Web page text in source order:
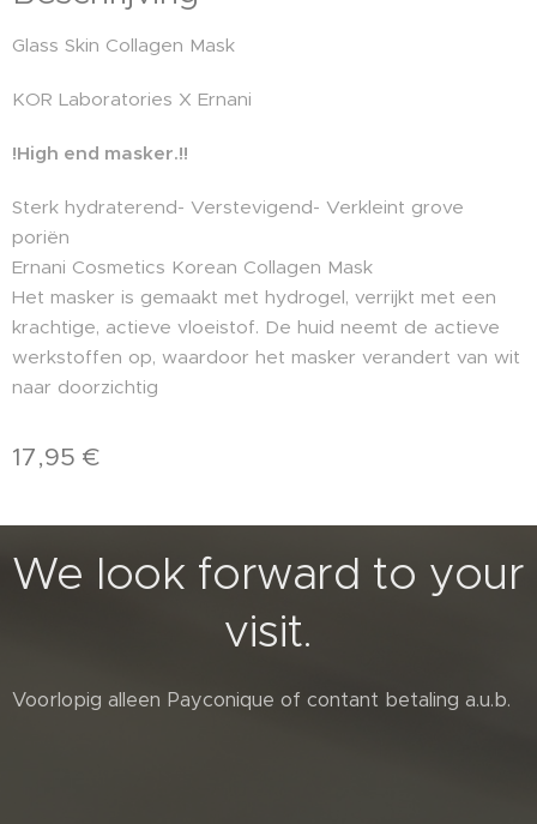
Glass Skin Collagen Mask
KOR Laboratories X Ernani
!High end masker.!!
Sterk hydraterend- Verstevigend- Verkleint grove
poriën
Ernani Cosmetics Korean Collagen Mask
Het masker is gemaakt met hydrogel, verrijkt met een
krachtige, actieve vloeistof. De huid neemt de actieve
werkstoffen op, waardoor het masker verandert van wit
naar doorzichtig
17,95 €
We look forward to your
visit.
Voorlopig alleen Payconique of contant betaling a.u.b.